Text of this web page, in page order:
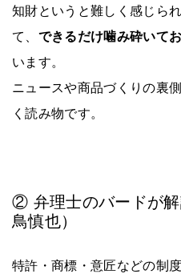
知財というと難しく感じら
て、 できるだけ噛み砕いて
います。
ニュースや商品づくりの裏
く読み物です。
② 弁理士のバードが
鳥慎也）
特許・商標・意匠などの制度